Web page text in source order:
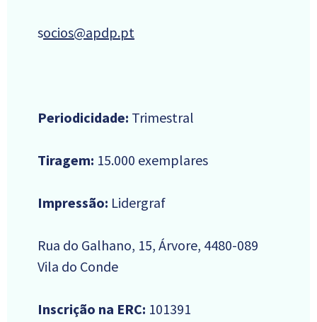
socios@apdp.pt
Periodicidade: Trimestral
Tiragem: 15.000 exemplares
Impressão: Lidergraf
Rua do Galhano, 15, Árvore, 4480-089
Vila do Conde
Inscrição na ERC: 101391